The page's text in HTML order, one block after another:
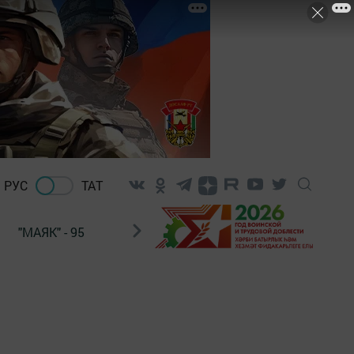
РУС ТАТ
"МАЯК" - 95 "ГУЛЬСТАН" НАШ ПОЧТАЛЬОН